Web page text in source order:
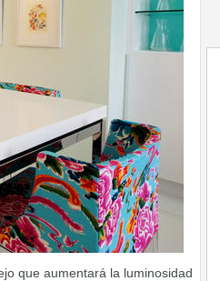
que aumentará la luminosidad